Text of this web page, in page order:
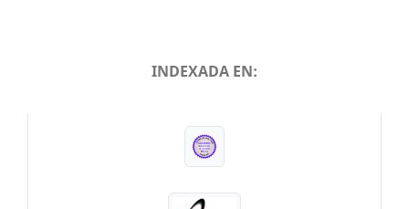
INDEXADA EN: